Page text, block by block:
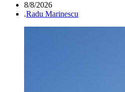
8/8/2026
.Radu Marinescu